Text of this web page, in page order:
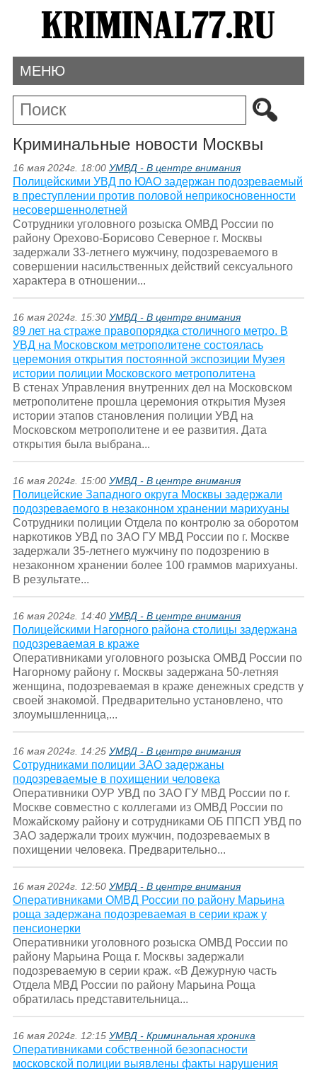
МЕНЮ
Криминальные новости Москвы
16 мая 2024г. 18:00 УМВД - В центре внимания
Полицейскими УВД по ЮАО задержан подозреваемый
в преступлении против половой неприкосновенности
несовершеннолетней
Сотрудники уголовного розыска ОМВД России по
району Орехово-Борисово Северное г. Москвы
задержали 33-летнего мужчину, подозреваемого в
совершении насильственных действий сексуального
характера в отношении...
16 мая 2024г. 15:30 УМВД - В центре внимания
89 лет на страже правопорядка столичного метро. В
УВД на Московском метрополитене состоялась
церемония открытия постоянной экспозиции Музея
истории полиции Московского метрополитена
В стенах Управления внутренних дел на Московском
метрополитене прошла церемония открытия Музея
истории этапов становления полиции УВД на
Московском метрополитене и ее развития. Дата
открытия была выбрана...
16 мая 2024г. 15:00 УМВД - В центре внимания
Полицейские Западного округа Москвы задержали
подозреваемого в незаконном хранении марихуаны
Сотрудники полиции Отдела по контролю за оборотом
наркотиков УВД по ЗАО ГУ МВД России по г. Москве
задержали 35-летнего мужчину по подозрению в
незаконном хранении более 100 граммов марихуаны.
В результате...
16 мая 2024г. 14:40 УМВД - В центре внимания
Полицейскими Нагорного района столицы задержана
подозреваемая в краже
Оперативниками уголовного розыска ОМВД России по
Нагорному району г. Москвы задержана 50-летняя
женщина, подозреваемая в краже денежных средств у
своей знакомой. Предварительно установлено, что
злоумышленница,...
16 мая 2024г. 14:25 УМВД - В центре внимания
Сотрудниками полиции ЗАО задержаны
подозреваемые в похищении человека
Оперативники ОУР УВД по ЗАО ГУ МВД России по г.
Москве совместно с коллегами из ОМВД России по
Можайскому району и сотрудниками ОБ ППСП УВД по
ЗАО задержали троих мужчин, подозреваемых в
похищении человека. Предварительно...
16 мая 2024г. 12:50 УМВД - В центре внимания
Оперативниками ОМВД России по району Марьина
роща задержана подозреваемая в серии краж у
пенсионерки
Оперативники уголовного розыска ОМВД России по
району Марьина Роща г. Москвы задержали
подозреваемую в серии краж. «В Дежурную часть
Отдела МВД России по району Марьина Роща
обратилась представительница...
16 мая 2024г. 12:15 УМВД - Криминальная хроника
Оперативниками собственной безопасности
московской полиции выявлены факты нарушения